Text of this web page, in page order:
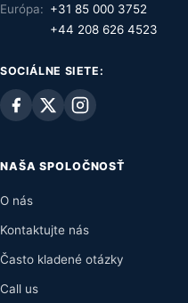
Európa: +31 85 000 3752
+44 208 626 4523
SOCIÁLNE SIETE:
NAŠA SPOLOČNOSŤ
O nás
Kontaktujte nás
Často kladené otázky
Call us